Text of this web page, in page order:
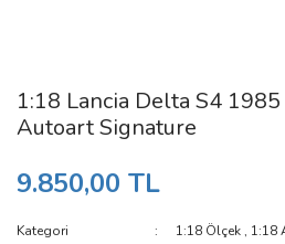
1:18 Lancia Delta S4
Autoart Signature
9.850,00 TL
Kategori 1:18 Ölçek , 1:18